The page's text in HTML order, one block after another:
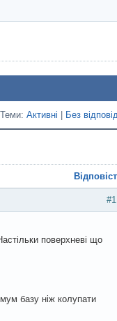
Теми: Активні Без
#1
поверхневі що
базу ніж колупати